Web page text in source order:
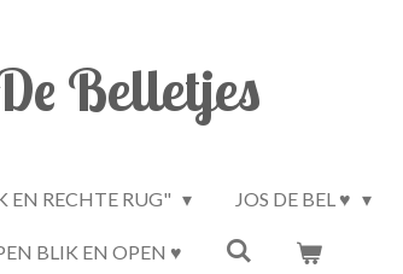
Belletjes
EN RECHTE RUG" JOS DE BEL ♥
BLIK EN OPEN ♥